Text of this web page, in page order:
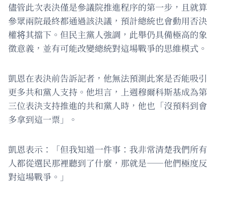
儘管此次表決僅是參議院推進程序的第一步，且就算
參眾兩院最終都通過該決議，預計總統也會動用否決
權将其擋下。但民主黨人強調，此舉仍具備極高的象
徵意義，並有可能改變總統對這場戰爭的思維模式。
凱恩在表決前告訴記者，他無法預測此案是否能吸引
更多共和黨人支持。他坦言，上週穆爾科斯基成為第
三位表決支持推進的共和黨人時，他也「沒預料到會
多拿到這一票」。
凱恩表示：「但我知道一件事：我非常清楚我們所有
人都從選民那裡聽到了什麼，那就是——他們極度反
對這場戰爭。」